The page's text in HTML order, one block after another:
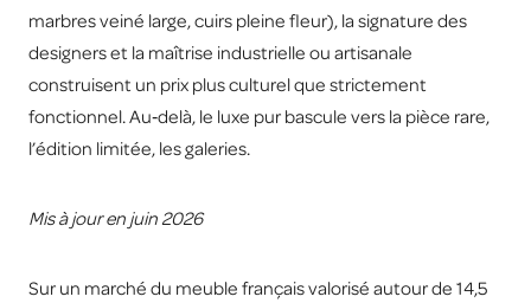
marbres veiné large, cuirs pleine fleur), la signature des
designers et la maîtrise industrielle ou artisanale
construisent un prix plus culturel que strictement
fonctionnel. Au‑delà, le luxe pur bascule vers la pièce rare,
l’édition limitée, les galeries.
Mis à jour en juin 2026
Sur un marché du meuble français valorisé autour de 14,5